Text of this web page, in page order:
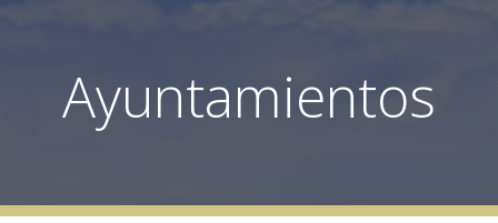
Ayuntamientos